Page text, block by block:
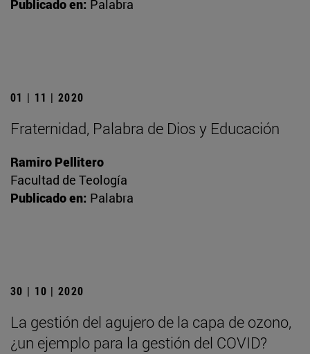
Publicado en: Palabra
01 | 11 | 2020
Fraternidad, Palabra de Dios y Educación
Ramiro Pellitero
Facultad de Teología
Publicado en: Palabra
30 | 10 | 2020
La gestión del agujero de la capa de ozono,
¿un ejemplo para la gestión del COVID?